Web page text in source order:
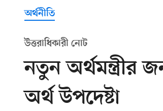
অর্থনীতি
উত্তরাধিকারী নোট
নতুন অর্থমন্ত্রীর
অর্থ উপদেষ্টা